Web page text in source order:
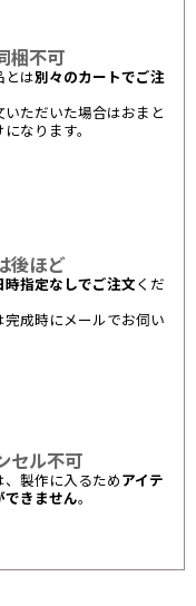
梱不可
とは別々のカートでご注
ただいた場合はおまと
なります。
後ほど
時指定なしでご注文くだ
成時にメールでお伺い
セル不可
、製作に入るため アイテ
できません。